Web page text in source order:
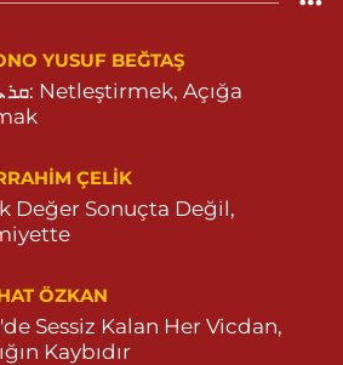
CADDE NO:4A 04825912517
CADDE NO:44 D 05416258909
NO:2 4 04825413156
YUSUF BEĞTAŞ
ÇELİK
Değer Sonuçta Değil,
ÖZKAN
Sessiz Kalan Her Vicdan,
Kaybıdır